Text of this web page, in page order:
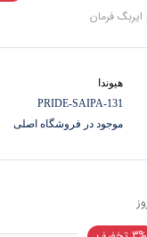
ایربگ فرمان
هیوندا
131-PRIDE-SAIPA
موجود در فروشگاه اصلی